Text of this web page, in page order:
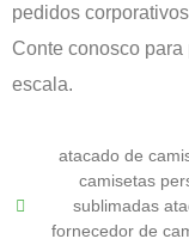
pedidos
Conte conosco
escala.
atacado de
camisetas
sublimadas
fornecedor de